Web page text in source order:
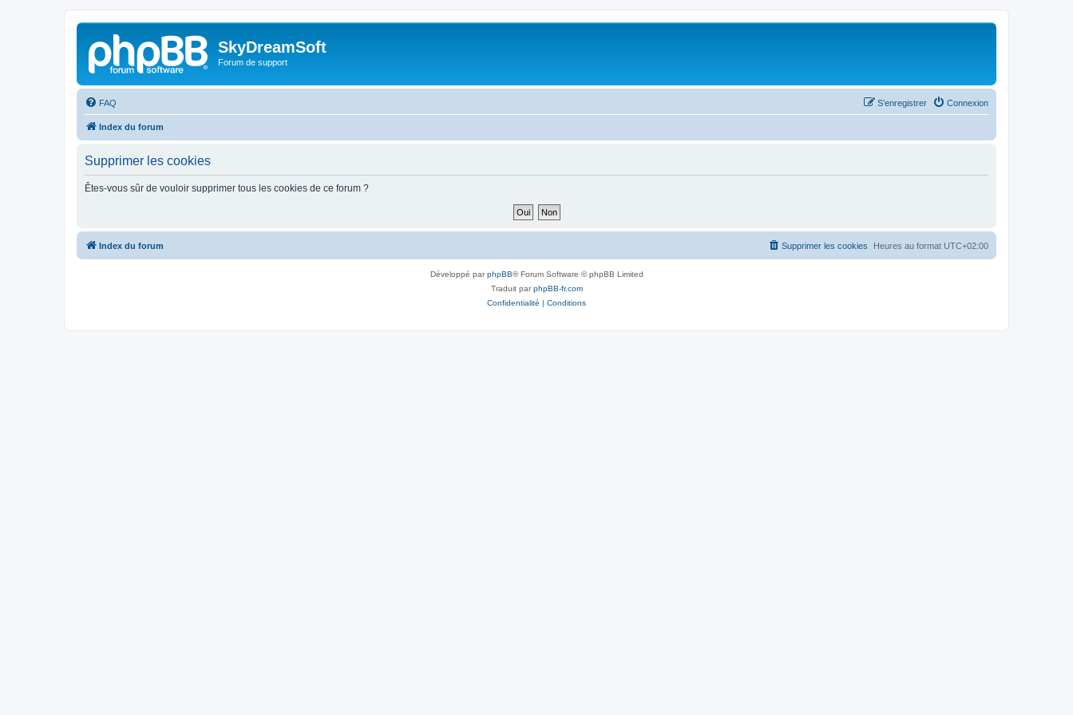
SkyDreamSoft
Forum de support
FAQ Connexion
S’enregistrer
Index du forum
Supprimer les cookies
Êtes-vous sûr de vouloir supprimer tous les cookies de ce forum ?
Index du forum Heures au format UTC+02:00
Supprimer les cookies
Développé parphpBB® Forum Software © phpBB Limited
Traduit parphpBB-fr.com
Confidentialité | Conditions